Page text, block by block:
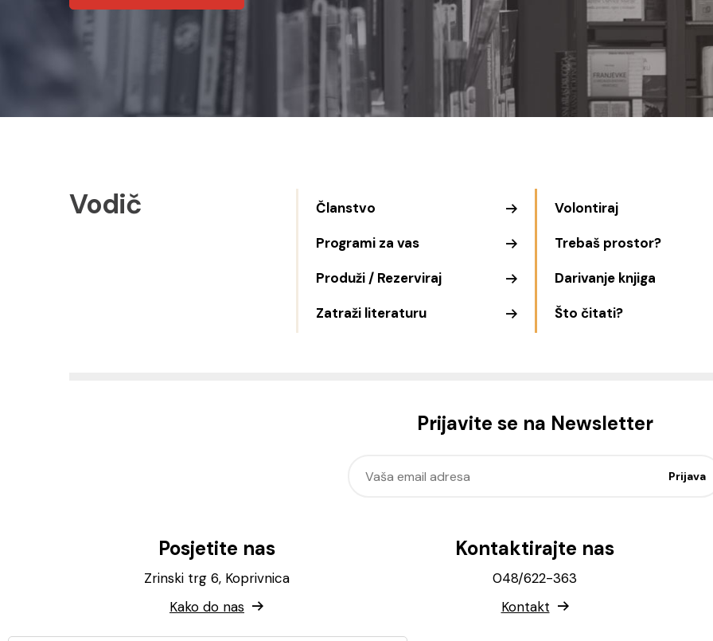
Vodič
Članstvo
Programi za vas
Produži / Rezerviraj
Zatraži literaturu
Volontiraj
Trebaš prostor?
Darivanje knjiga
Što čitati?
Prijavite se na Newsletter
Posjetite nas
Zrinski trg 6, Koprivnica
Kako do nas
Kontaktirajte nas
048/622-363
Kontakt